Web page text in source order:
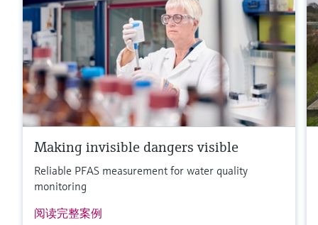
Making invisible dangers visible
Reliable PFAS measurement for water quality
monitoring
阅读完整案例